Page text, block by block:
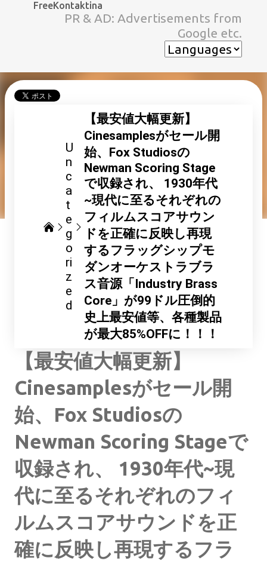
スキップしてメイン コンテンツに移動
FreeKontaktina
PR & AD: Advertisements from
Google etc.
U
n
c
a
t
e
g
o
ri
z
e
d
【最安値大幅更新】
Cinesamplesがセール開
始、Fox Studiosの
Newman Scoring Stage
で収録され、 1930年代
~現代に至るそれぞれの
フィルムスコアサウン
ドを正確に反映し再現
するフラッグシップモ
ダンオーケストラブラ
ス音源「Industry Brass
Core」が99ドル圧倒的
史上最安値等、各種製品
が最大85%OFFに！！！
【最安値大幅更新】
Cinesamplesがセール開
始、Fox Studiosの
Newman Scoring Stageで
収録され、 1930年代~現
代に至るそれぞれのフィ
ルムスコアサウンドを正
確に反映し再現するフラ